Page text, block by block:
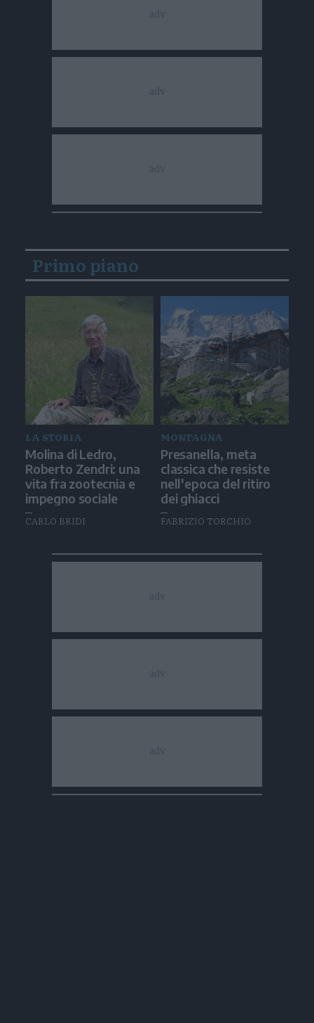
Primo piano
LA STORIA
Molina di Ledro,
Roberto Zendri: una
vita fra zootecnia e
impegno sociale
CARLO BRIDI
MONTAGNA
Presanella, meta
classica che resiste
nell'epoca del ritiro
dei ghiacci
FABRIZIO TORCHIO